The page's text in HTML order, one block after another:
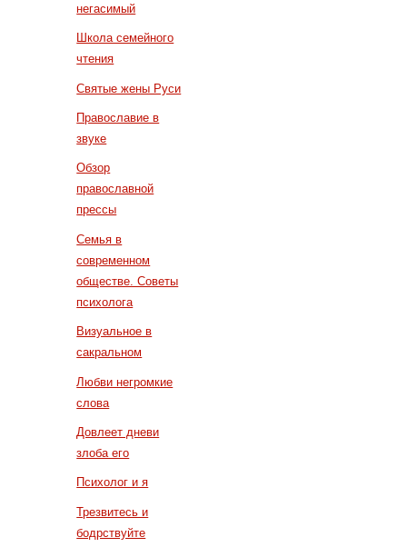
негасимый
Школа семейного
чтения
Святые жены Руси
Православие в
звуке
Обзор
православной
прессы
Семья в
современном
обществе. Советы
психолога
Визуальное в
сакральном
Любви негромкие
слова
Довлеет дневи
злоба его
Психолог и я
Трезвитесь и
бодрствуйте